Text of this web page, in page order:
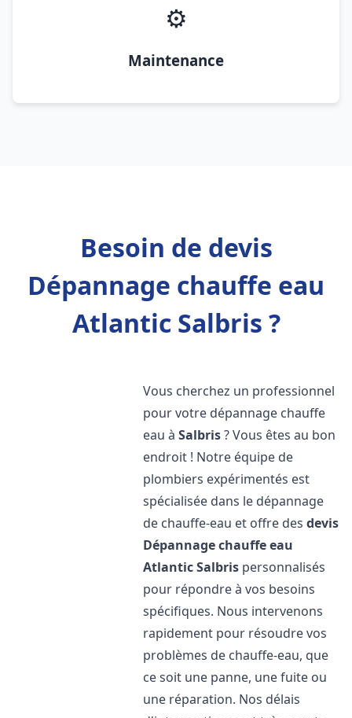
⚙️
Maintenance
Besoin de devis
Dépannage chauffe eau
Atlantic Salbris ?
Vous cherchez un professionnel
pour votre dépannage chauffe
eau àSalbris? Vous êtes au bon
endroit ! Notre équipe de
plombiers expérimentés est
spécialisée dans le dépannage
de chauffe-eau et offre desdevis
Dépannage chauffe eau
AtlanticSalbris personnalisés
pour répondre à vos besoins
spécifiques. Nous intervenons
rapidement pour résoudre vos
problèmes de chauffe-eau, que
ce soit une panne, une fuite ou
une réparation. Nos délais